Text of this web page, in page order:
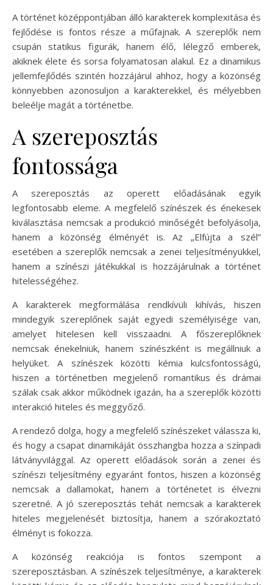
A történet középpontjában álló karakterek komplexitása és
fejlődése is fontos része a műfajnak. A szereplők nem
csupán statikus figurák, hanem élő, lélegző emberek,
akiknek élete és sorsa folyamatosan alakul. Ez a dinamikus
jellemfejlődés szintén hozzájárul ahhoz, hogy a közönség
könnyebben azonosuljon a karakterekkel, és mélyebben
beleélje magát a történetbe.
A szereposztás
fontossága
A szereposztás az operett előadásának egyik
legfontosabb eleme. A megfelelő színészek és énekesek
kiválasztása nemcsak a produkció minőségét befolyásolja,
hanem a közönség élményét is. Az „Elfújta a szél”
esetében a szereplők nemcsak a zenei teljesítményükkel,
hanem a színészi játékukkal is hozzájárulnak a történet
hitelességéhez.
A karakterek megformálása rendkívüli kihívás, hiszen
mindegyik szereplőnek saját egyedi személyisége van,
amelyet hitelesen kell visszaadni. A főszereplőknek
nemcsak énekelniük, hanem színészként is megállniuk a
helyüket. A színészek közötti kémia kulcsfontosságú,
hiszen a történetben megjelenő romantikus és drámai
szálak csak akkor működnek igazán, ha a szereplők közötti
interakció hiteles és meggyőző.
A rendező dolga, hogy a megfelelő színészeket válassza ki,
és hogy a csapat dinamikáját összhangba hozza a színpadi
látványvilággal. Az operett előadások során a zenei és
színészi teljesítmény egyaránt fontos, hiszen a közönség
nemcsak a dallamokat, hanem a történetet is élvezni
szeretné. A jó szereposztás tehát nemcsak a karakterek
hiteles megjelenését biztosítja, hanem a szórakoztató
élményt is fokozza.
A közönség reakciója is fontos szempont a
szereposztásban. A színészek teljesítménye, a karakterek